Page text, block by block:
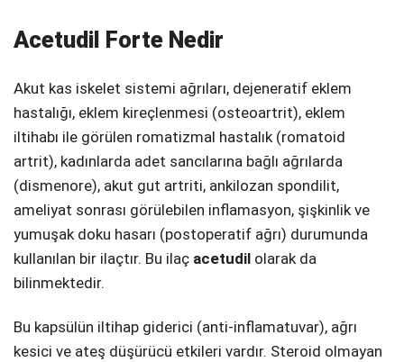
Acetudil Forte Nedir
Akut kas iskelet sistemi ağrıları, dejeneratif eklem
hastalığı, eklem kireçlenmesi (osteoartrit), eklem
iltihabı ile görülen romatizmal hastalık (romatoid
artrit), kadınlarda adet sancılarına bağlı ağrılarda
(dismenore), akut gut artriti, ankilozan spondilit,
ameliyat sonrası görülebilen inflamasyon, şişkinlik ve
yumuşak doku hasarı (postoperatif ağrı) durumunda
kullanılan bir ilaçtır. Bu ilaç acetudil olarak da
bilinmektedir.
Bu kapsülün iltihap giderici (anti-inflamatuvar), ağrı
kesici ve ateş düşürücü etkileri vardır. Steroid olmayan